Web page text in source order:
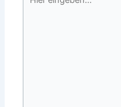
eingeben…